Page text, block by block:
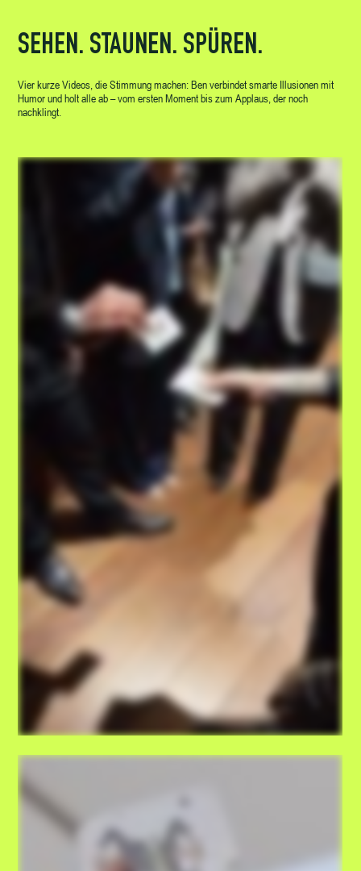
SEHEN. STAUNEN. SPÜREN.
Vier kurze Videos, die Stimmung machen: Ben verbindet smarte Illusionen mit
Humor und holt alle ab – vom ersten Moment bis zum Applaus, der noch
nachklingt.